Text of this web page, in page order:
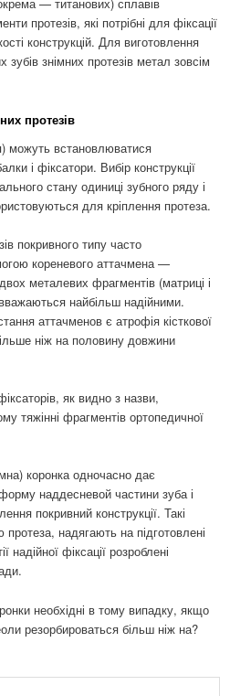
— титанових) сплавів
протезів, які потрібні для фіксації
конструкцій. Для виготовлення
зубів знімних протезів метал зовсім
протезів
можуть встановлюватися
і фіксатори. Вибір конструкції
стану одиниці зубного ряду і
для кріплення протеза.
покривного типу часто
кореневого аттачмена —
металевих фрагментів (матриці і
найбільш надійними.
аттачменов є атрофія кісткової
ніж на половину довжини
як видно з назви,
тяжінні фрагментів ортопедичної
коронка одночасно дає
наддесневой частини зуба і
покривний конструкції. Такі
протеза, надягають на підготовлені
надійної фіксації розроблені
необхідні в тому випадку, якщо
резорбироваться більш ніж на?